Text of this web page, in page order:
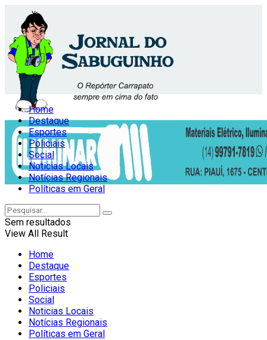
Home
Destaque
Esportes
Policiais
Social
Noticias Locais
Notícias Regionais
Políticas em Geral
Sem resultados
View All Result
Home
Destaque
Esportes
Policiais
Social
Noticias Locais
Notícias Regionais
Políticas em Geral